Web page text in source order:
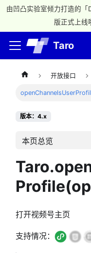
由凹凸实验室倾力打造的
版正式上线
Taro
开放接口
版本：4.x
本页总览
打开视频号主页
支持情况：